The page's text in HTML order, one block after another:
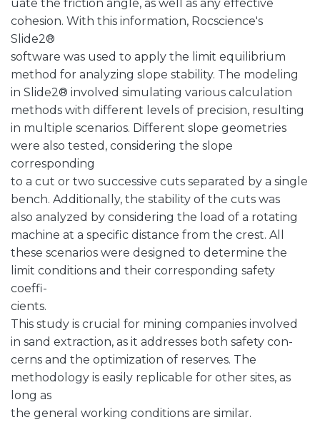
uate the friction angle, as well as any effective
cohesion. With this information, Rocscience's
Slide2®
software was used to apply the limit equilibrium
method for analyzing slope stability. The modeling
in Slide2® involved simulating various calculation
methods with different levels of precision, resulting
in multiple scenarios. Different slope geometries
were also tested, considering the slope
corresponding
to a cut or two successive cuts separated by a single
bench. Additionally, the stability of the cuts was
also analyzed by considering the load of a rotating
machine at a specific distance from the crest. All
these scenarios were designed to determine the
limit conditions and their corresponding safety
coeffi-
cients.
This study is crucial for mining companies involved
in sand extraction, as it addresses both safety con-
cerns and the optimization of reserves. The
methodology is easily replicable for other sites, as
long as
the general working conditions are similar.